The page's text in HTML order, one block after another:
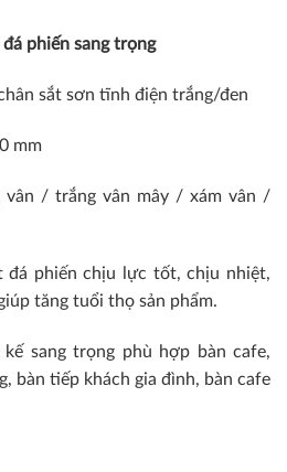
phiến sang trọng
sắt sơn tĩnh điện trắng/đen
mm
vân / trắng vân mây / xám vân /
đá phiến chịu lực tốt, chịu nhiệt,
tăng tuổi thọ sản phẩm.
sang trọng phù hợp bàn cafe,
bàn tiếp khách gia đình, bàn cafe